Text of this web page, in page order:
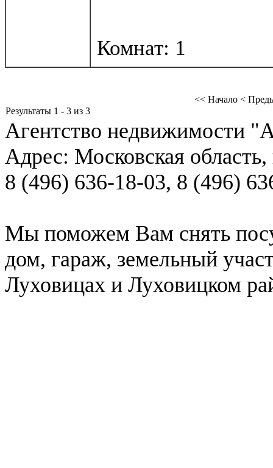
Комнат: 1
<< Начало <
Результаты 1 - 3 из 3
Агентство недвижимости
Адрес: Московская
8 (496) 636-18-03, 8 (496)
Мы поможем Вам снять
дом, гараж, земельный
Луховицах и Луховицком